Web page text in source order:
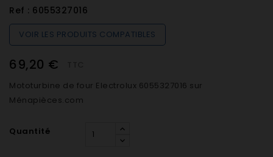
Ref : 6055327016
VOIR LES PRODUITS COMPATIBLES
69,20 €
Mototurbine de four Electrolux 6055327016 sur
Ménapièces.com
Quantité